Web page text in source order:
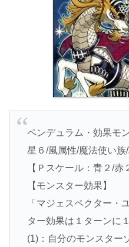
ペンデュラム・効果モ
星６/風属性/魔法使い
【Ｐスケール：青２/赤
【モンスター効果】
「マジェスペクター・
ター効果は１ターンに
(1)：自分のモンスター